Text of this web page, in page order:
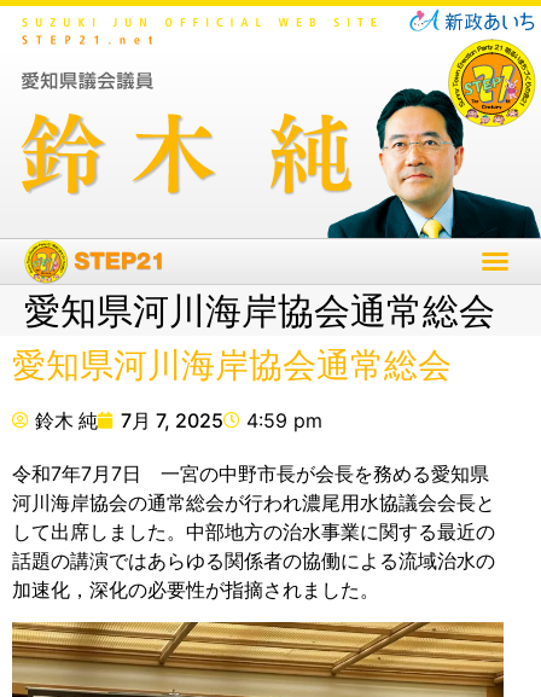
愛知県河川海岸協会通常総会
愛知県河川海岸協会通常総会
鈴木 純 7月 7, 2025 4:59 pm
令和7年7月7日 一宮の中野市長が会長を務める愛知県
河川海岸協会の通常総会が行われ濃尾用水協議会会長と
して出席しました。中部地方の治水事業に関する最近の
話題の講演ではあらゆる関係者の協働による流域治水の
加速化，深化の必要性が指摘されました。